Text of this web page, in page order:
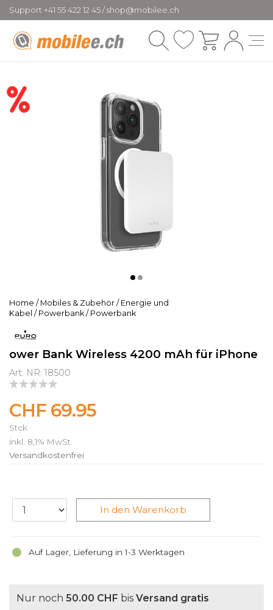
Support +41 55 422 12 45 / shop@mobilee.ch
Home / Mobiles & Zubehör / Energie und
Kabel / Powerbank / Powerbank
ower Bank Wireless 4200 mAh für iPhone
Art. NR: 18500
CHF 69.95
Stck
inkl. 8,1% MwSt.
Versandkostenfrei
Auf Lager, Lieferung in 1-3 Werktagen
In den Warenkorb
Nur noch 50.00 CHF bis Versand gratis